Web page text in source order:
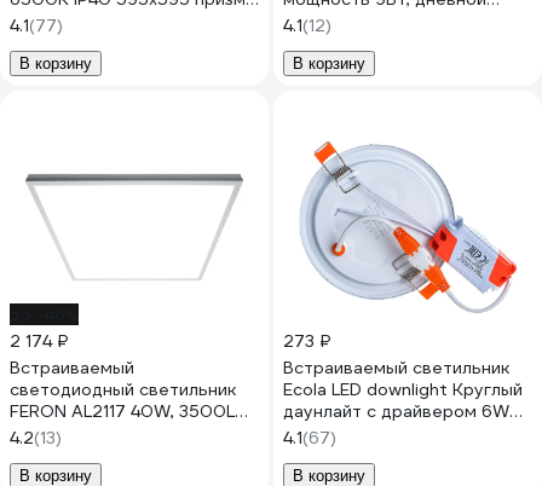
с проводом Б0041860
4.1(77)
В корзину
белый свет 4000К, IP40,
световой поток 720лм,
светодиодный светильник
4.1(12)
В корзину
2 174 ₽
Встраиваемый
светодиодный светильник
FERON AL2117 40W, 3500Lm,
6500K, матовая, белый
41307
4.2(13)
В корзину
273 ₽
Встраиваемый светильник
Ecola LED downlight Круглый
даунлайт с драйвером 6W
220V 4200K 120x20
DRRV60ELC
4.1(67)
В корзину